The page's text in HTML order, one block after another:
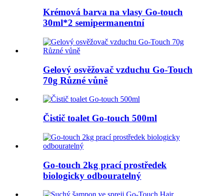
Krémová barva na vlasy Go-touch
30ml*2 semipermanentní
Gelový osvěžovač vzduchu Go-Touch
70g Různé vůně
Čistič toalet Go-touch 500ml
Go-touch 2kg prací prostředek
biologicky odbouratelný